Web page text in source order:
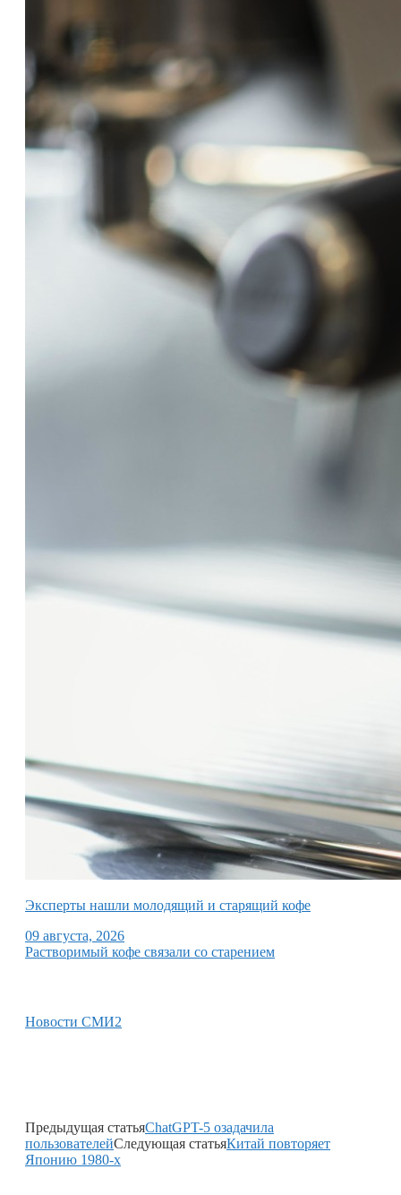
Эксперты нашли молодящий и старящий кофе
09 августа, 2026
Растворимый кофе связали со старением
Новости СМИ2
Предыдущая статьяChatGPT-5 озадачила
пользователейСледующая статьяКитай повторяет
Японию 1980-х